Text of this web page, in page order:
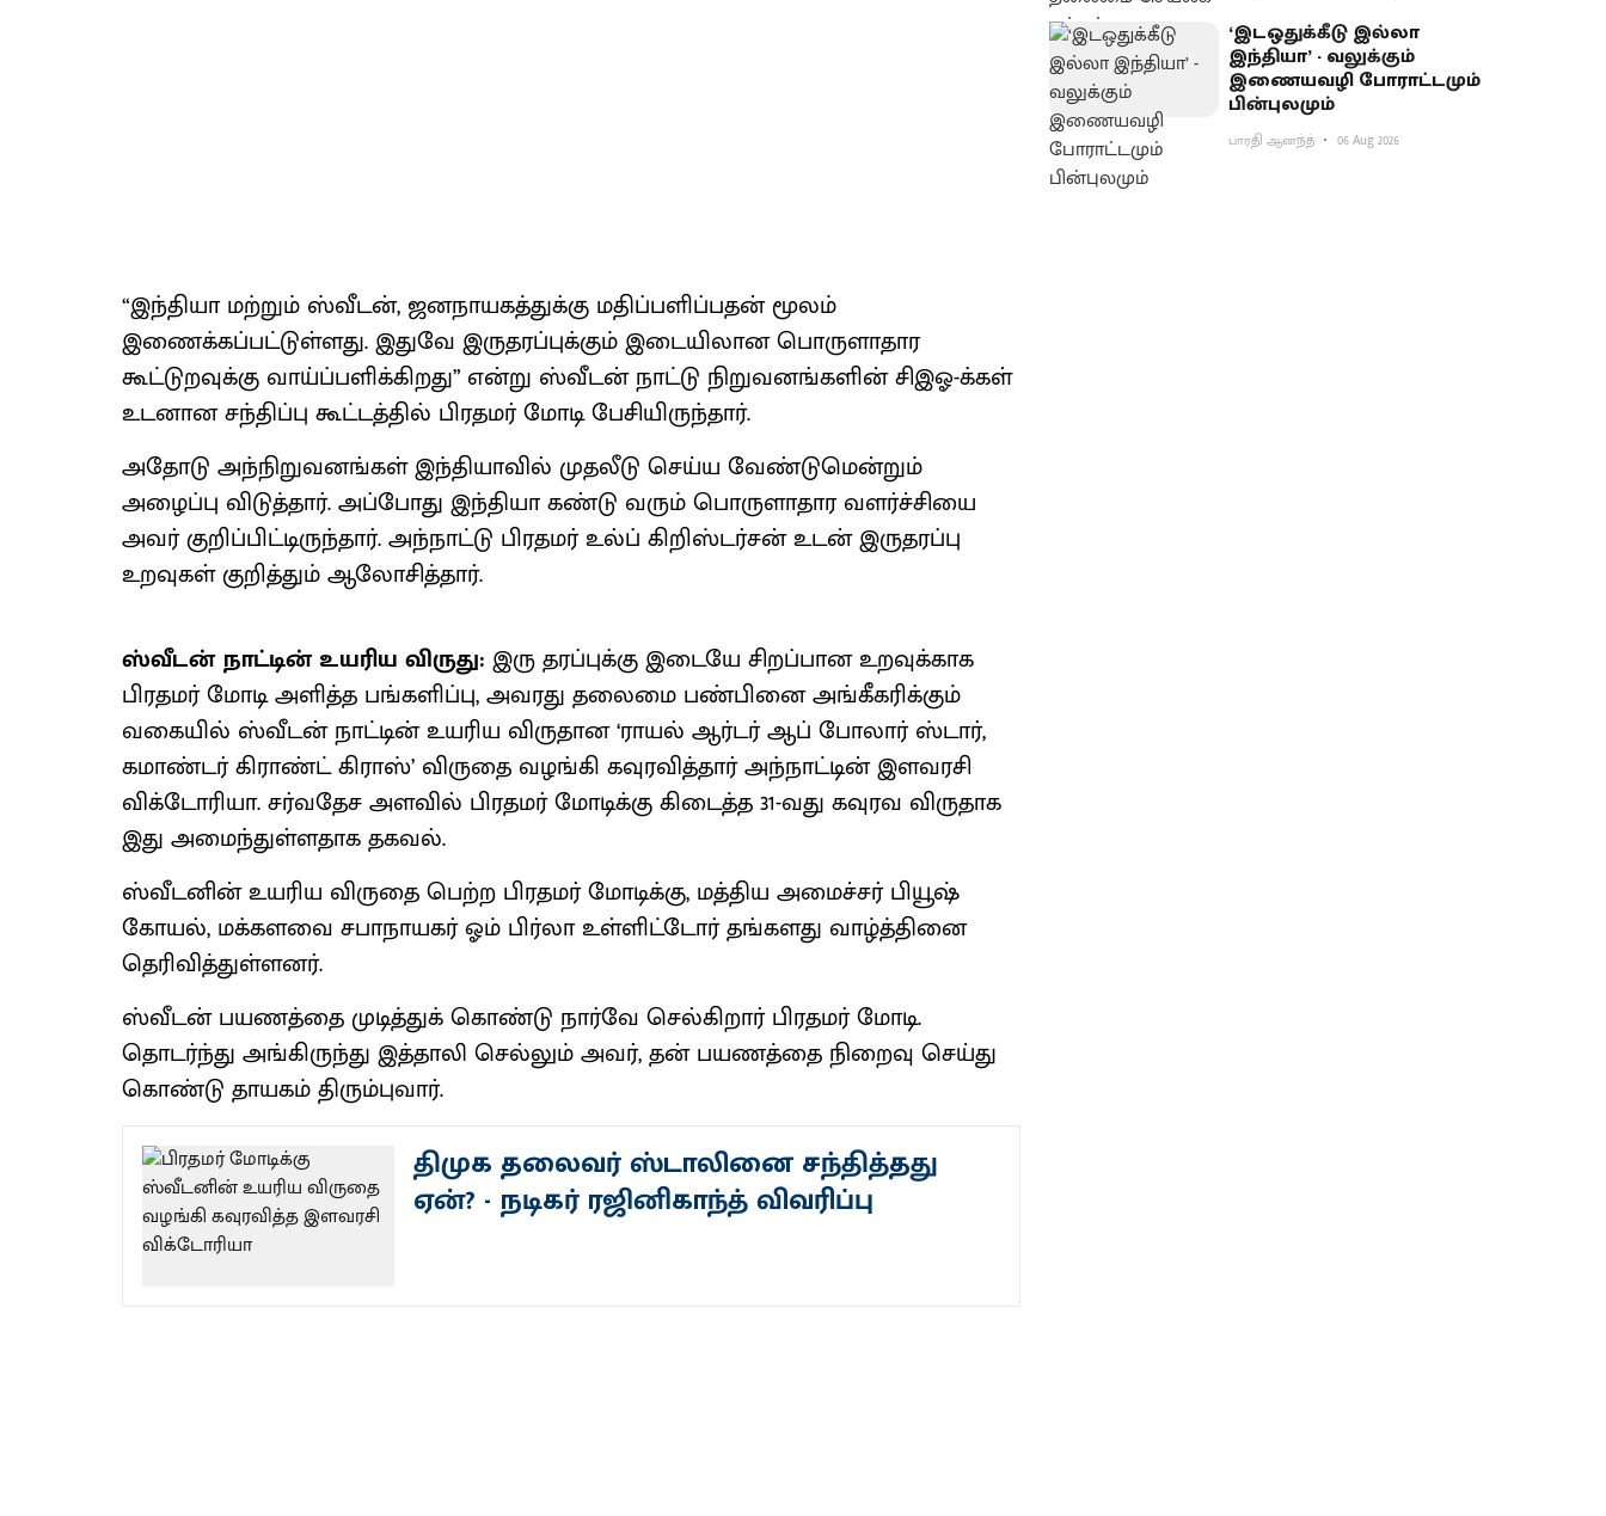
“இந்தியா மற்றும் ஸ்வீடன், ஜனநாயகத்துக்கு மதிப்பளிப்பதன் மூலம்
இணைக்கப்பட்டுள்ளது. இதுவே இருதரப்புக்கும் இடையிலான பொருளாதார
கூட்டுறவுக்கு வாய்ப்பளிக்கிறது” என்று ஸ்வீடன் நாட்டு நிறுவனங்களின் சிஇஓ-க்கள்
உடனான சந்திப்பு கூட்டத்தில் பிரதமர் மோடி பேசியிருந்தார்.
அதோடு அந்நிறுவனங்கள் இந்தியாவில் முதலீடு செய்ய வேண்டுமென்றும்
அழைப்பு விடுத்தார். அப்போது இந்தியா கண்டு வரும் பொருளாதார வளர்ச்சியை
அவர் குறிப்பிட்டிருந்தார். அந்நாட்டு பிரதமர் உல்ப் கிறிஸ்டர்சன் உடன் இருதரப்பு
உறவுகள் குறித்தும் ஆலோசித்தார்.
ஸ்வீடன் நாட்டின் உயரிய விருது: இரு தரப்புக்கு இடையே சிறப்பான உறவுக்காக
பிரதமர் மோடி அளித்த பங்களிப்பு, அவரது தலைமை பண்பினை அங்கீகரிக்கும்
வகையில் ஸ்வீடன் நாட்டின் உயரிய விருதான ‘ராயல் ஆர்டர் ஆப் போலார் ஸ்டார்,
கமாண்டர் கிராண்ட் கிராஸ்’ விருதை வழங்கி கவுரவித்தார் அந்நாட்டின் இளவரசி
விக்டோரியா. சர்வதேச அளவில் பிரதமர் மோடிக்கு கிடைத்த 31-வது கவுரவ விருதாக
இது அமைந்துள்ளதாக தகவல்.
ஸ்வீடனின் உயரிய விருதை பெற்ற பிரதமர் மோடிக்கு, மத்திய அமைச்சர் பியூஷ்
கோயல், மக்களவை சபாநாயகர் ஓம் பிர்லா உள்ளிட்டோர் தங்களது வாழ்த்தினை
தெரிவித்துள்ளனர்.
ஸ்வீடன் பயணத்தை முடித்துக் கொண்டு நார்வே செல்கிறார் பிரதமர் மோடி.
தொடர்ந்து அங்கிருந்து இத்தாலி செல்லும் அவர், தன் பயணத்தை நிறைவு செய்து
கொண்டு தாயகம் திரும்புவார்.
திமுக தலைவர் ஸ்டாலினை சந்தித்தது
ஏன்? - நடிகர் ரஜினிகாந்த் விவரிப்பு
‘இடஒதுக்கீடு இல்லா
இந்தியா’ - வலுக்கும்
இணையவழி போராட்டமும்
பின்புலமும்
பாரதி ஆனந்த் 06 Aug 2026